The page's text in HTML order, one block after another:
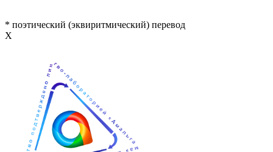
* поэтический (эквиритмический) перевод
Х